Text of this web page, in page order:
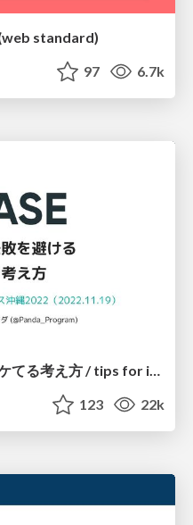
standard)
97 6.7k
123 22k